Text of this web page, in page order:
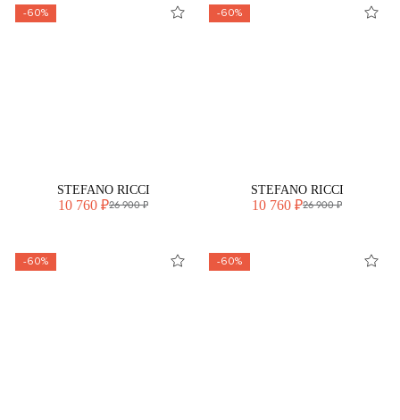
-60%
STEFANO RICCI
10 760 ₽26 900 ₽
-60%
STEFANO RICCI
10 760 ₽26 900 ₽
-60% -60%